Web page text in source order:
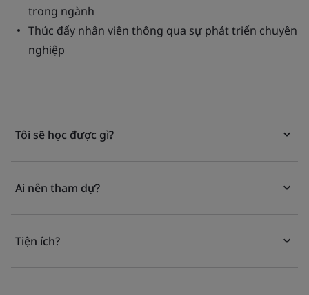
trong ngành
Thúc đẩy nhân viên thông qua sự phát triển chuyên
nghiệp
Tôi sẽ học được gì?
Ai nên tham dự?
Tiện ích?